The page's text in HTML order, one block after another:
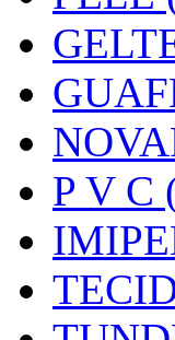
P V C